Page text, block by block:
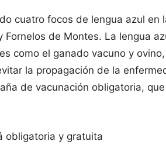
cuatro focos de lengua azul en
Fornelos de Montes. La lengua
como el ganado vacuno y
la propagación de la
de vacunación obligatoria,
obligatoria y gratuita